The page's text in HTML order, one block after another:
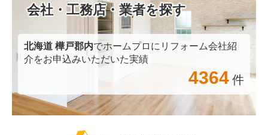
会社・工務店・業者を探す
北海道 樺戸郡内でホームプロにリフォーム会社紹
介をお申込みいただいた実績
4364 件